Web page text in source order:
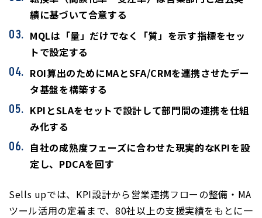
績に基づいて合意する
MQLは「量」だけでなく「質」を示す指標をセッ
トで設定する
ROI算出のためにMAとSFA/CRMを連携させたデー
タ基盤を構築する
KPIとSLAをセットで設計して部門間の連携を仕組
み化する
自社の成熟度フェーズに合わせた現実的なKPIを設
定し、PDCAを回す
Sells upでは、KPI設計から営業連携フローの整備・MA
ツール活用の定着まで、80社以上の支援実績をもとに一